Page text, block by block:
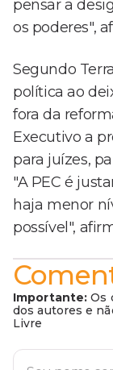
pensar a
os poderes",
Segundo
política ao
fora da
Executivo a
para juízes,
"A PEC é
haja menor
possível",
Importante: Os
dos autores e
Livre